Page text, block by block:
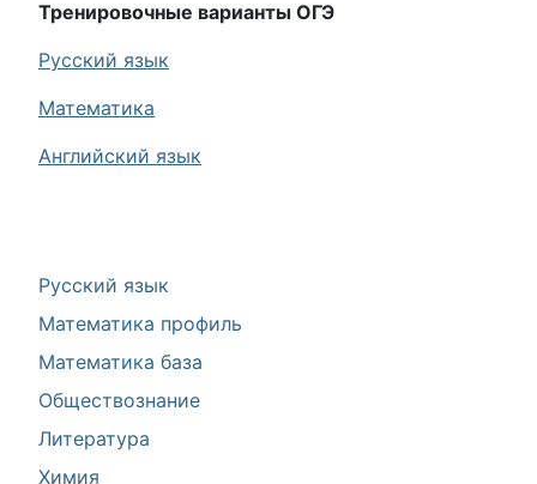
Русский язык
Математика профиль
Математика база
Обществознание
Литература
Химия
Тренировочные варианты ОГЭ
Русский язык
Математика
Английский язык